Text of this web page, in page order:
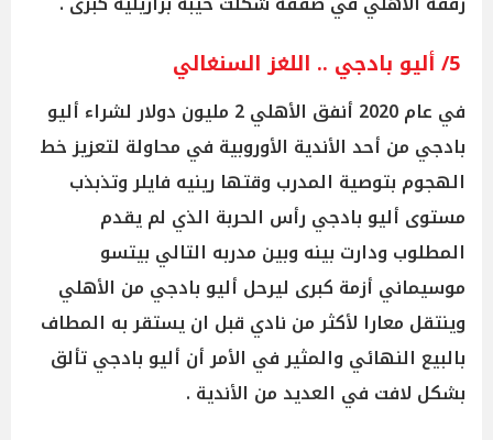
5/ أليو بادجي .. اللغز السنغالي
في عام 2020 أنفق الأهلي 2 مليون دولار لشراء أليو
بادجي من أحد الأندية الأوروبية في محاولة لتعزيز خط
الهجوم بتوصية المدرب وقتها رينيه فايلر وتذبذب
مستوى أليو بادجي رأس الحربة الذي لم يقدم
المطلوب ودارت بينه وبين مدربه التالي بيتسو
موسيماني أزمة كبرى ليرحل أليو بادجي من الأهلي
وينتقل معارا لأكثر من نادي قبل ان يستقر به المطاف
بالبيع النهائي والمثير في الأمر أن أليو بادجي تألق
بشكل لافت في العديد من الأندية .